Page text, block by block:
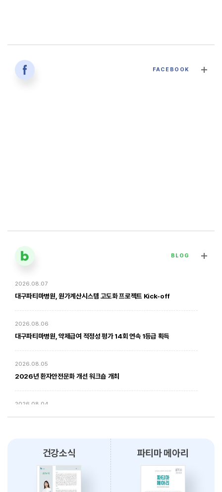
[대구파티마병원] 심장혈관흉부외과 김병호 의무원장 인터뷰 | 진료·
전문분야 이야기
2026. 01. 20
FACEBOOK
BLOG
2026.08.07
대구파티마병원, 원가계산시스템 고도화 프로젝트 Kick-off
2026.08.06
대구파티마병원, 약제급여 적정성 평가 14회 연속 1등급 획득
2026.08.05
2026년 환자안전문화 개선 워크숍 개최
2026.08.04
대구파티마병원, 동부도서관에서 '우리 아이 발달 체크리스트' 건강강좌
2026.08.03
대구파티마병원, 개원 70주년 기념 『미션, 파티마에서 빛나다』 발간
축하식 개최
건강소식 파티마 메아리